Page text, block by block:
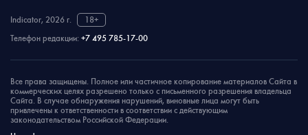
Indicator, 2026 г.
18+
Телефон редакции: +7 495 785-17-00
Все права защищены. Полное или частичное копирование материалов Сайта в
коммерческих целях разрешено только с письменного разрешения владельца
Сайта. В случае обнаружения нарушений, виновные лица могут быть
привлечены к ответственности в соответствии с действующим
законодательством Российской Федерации.